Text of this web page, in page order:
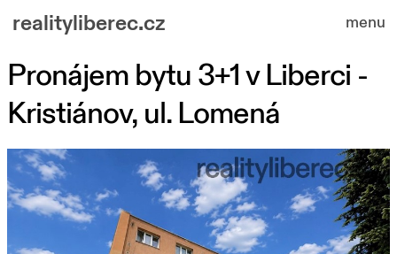
realityliberec.cz menu
nabízené nemovitosti
o nás
kontakt
Pronájem bytu 3+1 v Liberci -
Kristiánov, ul. Lomená